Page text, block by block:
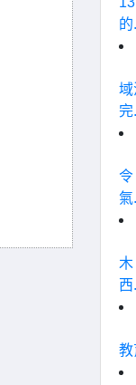
的
域
完
令
氣
西
教